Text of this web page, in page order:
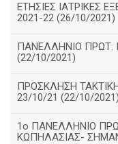
ΕΤΗΣΙΕΣ ΙΑΤΡΙΚΕΣ
2021-22 (26/10/2021)
ΠΑΝΕΛΛΗΝΙΟ ΠΡΩΤ.
(22/10/2021)
ΠΡΟΣΚΛΗΣΗ
23/10/21 (22/10/2021)
1ο ΠΑΝΕΛΛΗΝΙΟ
ΚΩΠΗΛΑΣΙΑΣ-